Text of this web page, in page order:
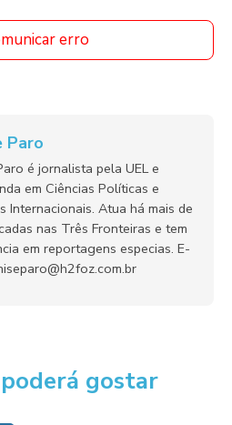
erro
Paro
é jornalista pela UEL e
em Ciências Políticas e
Internacionais. Atua há mais de
nas Três Fronteiras e tem
em reportagens especias. E-
gostar